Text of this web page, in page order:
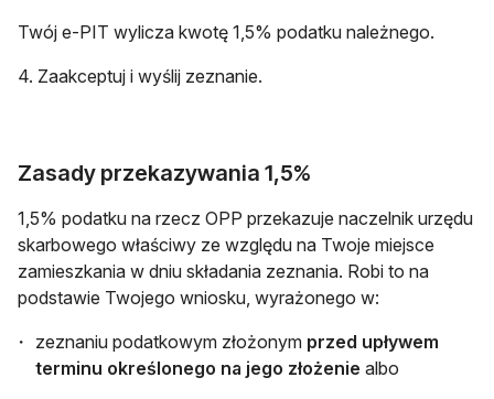
Twój e-PIT wylicza kwotę 1,5% podatku należnego.
4. Zaakceptuj i wyślij zeznanie.
Zasady przekazywania 1,5%
1,5% podatku na rzecz OPP przekazuje naczelnik urzędu
skarbowego właściwy ze względu na Twoje miejsce
zamieszkania w dniu składania zeznania. Robi to na
podstawie Twojego wniosku, wyrażonego w:
zeznaniu podatkowym złożonym przed upływem
terminu określonego na jego złożenie albo